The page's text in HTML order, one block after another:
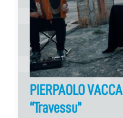
PIERPAOLO
“Travessu”